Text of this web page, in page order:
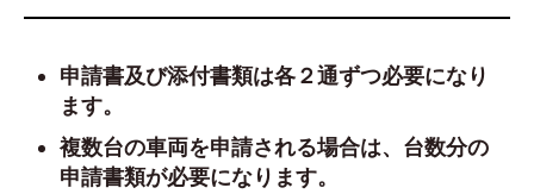
申請書及び添付書類は各２通ずつ必要になり
ます。
複数台の車両を申請される場合は、台数分の
申請書類が必要になります。